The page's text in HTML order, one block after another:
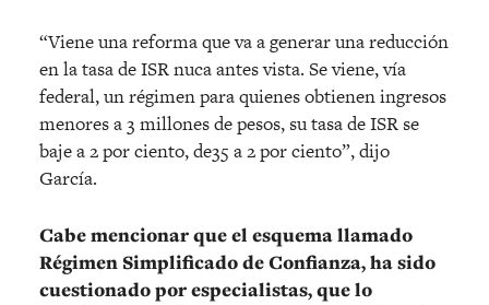
“Viene una reforma que va a generar una reducción
en la tasa de ISR nuca antes vista. Se viene, vía
federal, un régimen para quienes obtienen ingresos
menores a 3 millones de pesos, su tasa de ISR se
baje a 2 por ciento, de35 a 2 por ciento”, dijo
García.
Cabe mencionar que el esquema llamado
Régimen Simplificado de Confianza, ha sido
cuestionado por especialistas, que lo